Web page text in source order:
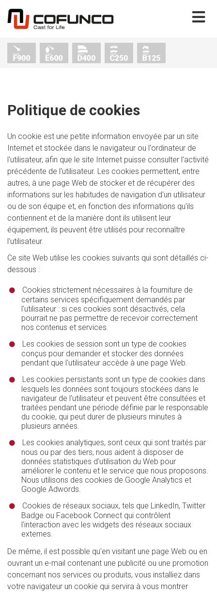
Politique de cookies
Un cookie est une petite information envoyée par un site
Internet et stockée dans le navigateur ou l'ordinateur de
l'utilisateur, afin que le site Internet puisse consulter l'activité
précédente de l'utilisateur. Les cookies permettent, entre
autres, à une page Web de stocker et de récupérer des
informations sur les habitudes de navigation d'un utilisateur
ou de son équipe et, en fonction des informations qu'ils
contiennent et de la manière dont ils utilisent leur
équipement, ils peuvent être utilisés pour reconnaître
l'utilisateur.
Ce site Web utilise les cookies suivants qui sont détaillés ci-
dessous :
Cookies strictement nécessaires à la fourniture de
certains services spécifiquement demandés par
l'utilisateur : si ces cookies sont désactivés, cela
pourrait ne pas permettre de recevoir correctement
nos contenus et services.
Les cookies de session sont un type de cookies
conçus pour demander et stocker des données
pendant que l'utilisateur accède à une page Web.
Les cookies persistants sont un type de cookies dans
lesquels les données sont toujours stockées dans le
navigateur de l'utilisateur et peuvent être consultées et
traitées pendant une période définie par le responsable
du cookie, qui peut durer de plusieurs minutes à
plusieurs années.
Les cookies analytiques, sont ceux qui sont traités par
nous ou par des tiers, nous aident à disposer de
données statistiques d'utilisation du Web pour
améliorer le contenu et le service que nous proposons.
Nous utilisons des cookies de Google Analytics et
Google Adwords.
Cookies de réseaux sociaux, tels que LinkedIn, Twitter
Badge ou Facebook Connect qui contrôlent
l'interaction avec les widgets des réseaux sociaux
externes.
De même, il est possible qu'en visitant une page Web ou en
ouvrant un e-mail contenant une publicité ou une promotion
concernant nos services ou produits, vous installiez dans
votre navigateur un cookie qui servira à vous montrer